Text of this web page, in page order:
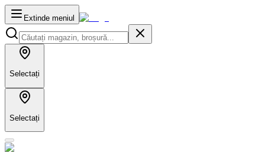
Extinde meniul
Selectați
Selectați